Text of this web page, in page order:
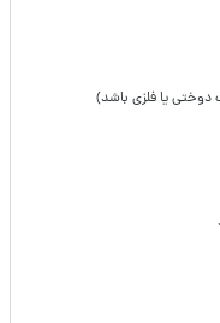
یا فلزی باشد)